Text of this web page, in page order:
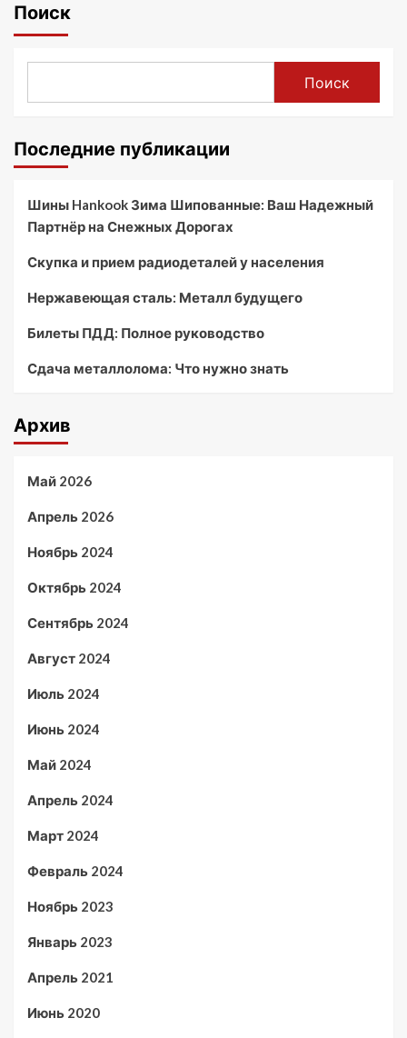
Поиск
Поиск
Последние публикации
Шины Hankook Зима Шипованные: Ваш Надежный
Партнёр на Снежных Дорогах
Скупка и прием радиодеталей у населения
Нержавеющая сталь: Металл будущего
Билеты ПДД: Полное руководство
Сдача металлолома: Что нужно знать
Архив
Май 2026
Апрель 2026
Ноябрь 2024
Октябрь 2024
Сентябрь 2024
Август 2024
Июль 2024
Июнь 2024
Май 2024
Апрель 2024
Март 2024
Февраль 2024
Ноябрь 2023
Январь 2023
Апрель 2021
Июнь 2020